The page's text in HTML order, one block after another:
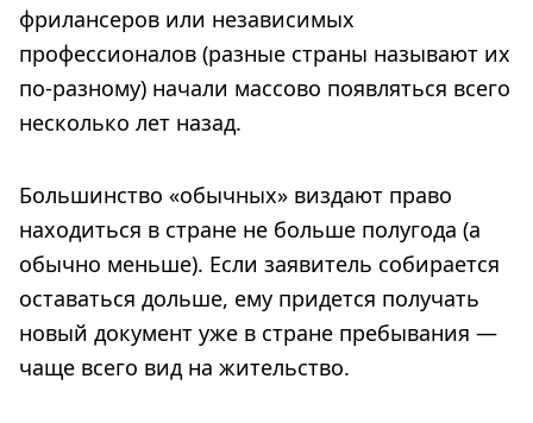
фрилансеров или независимых
профессионалов (разные страны называют их
по-разному) начали массово появляться всего
несколько лет назад.
Большинство «обычных» виздают право
находиться в стране не больше полугода (а
обычно меньше). Если заявитель собирается
оставаться дольше, ему придется получать
новый документ уже в стране пребывания —
чаще всего вид на жительство.